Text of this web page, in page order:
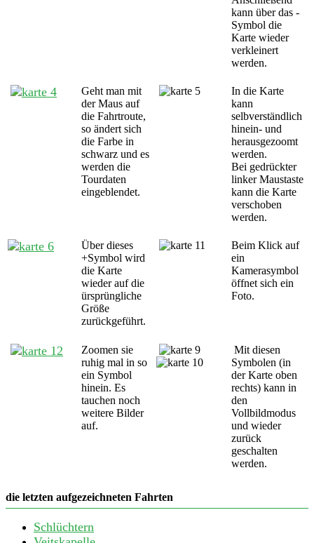
kann über das -
Symbol die
Karte wieder
verkleinert
werden.
Geht man mit
der Maus auf
die Fahrtroute,
so ändert sich
die Farbe in
schwarz und es
werden die
Tourdaten
eingeblendet.
In die Karte
kann
selbverständlich
hinein- und
herausgezoomt
werden.
Bei gedrückter
linker Maustaste
kann die Karte
verschoben
werden.
Über dieses
+Symbol wird
die Karte
wieder auf die
ürsprüngliche
Größe
zurückgeführt.
Beim Klick auf
ein
Kamerasymbol
öffnet sich ein
Foto.
Zoomen sie
ruhig mal in so
ein Symbol
hinein. Es
tauchen noch
weitere Bilder
auf.
Mit diesen
Symbolen (in
der Karte oben
rechts) kann in
den
Vollbildmodus
und wieder
zurück
geschalten
werden.
die letzten aufgezeichneten Fahrten
Schlüchtern